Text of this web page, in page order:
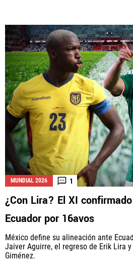
MUNDIAL 2026 1
¿Con Lira? El XI
Ecuador por 16avos
México define su alineación ante
Jaiver Aguirre, el regreso de Erik Lira
Giménez.